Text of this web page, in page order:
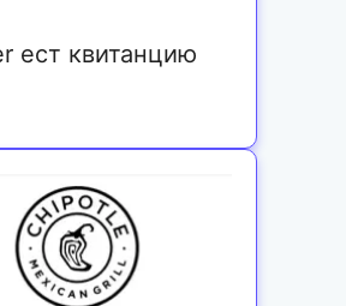
ест квитанцию